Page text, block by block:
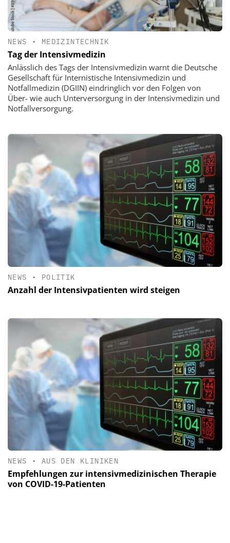
NEWS • MEDIZINTECHNIK
Tag der Intensivmedizin
Anlässlich des Tags der Intensivmedizin warnt die Deutsche
Gesellschaft für Internistische Intensivmedizin und
Notfallmedizin (DGIIN) eindringlich vor den Folgen von
Über- wie auch Unterversorgung in der Intensivmedizin und
Notfallversorgung.
NEWS • POLITIK
Anzahl der Intensivpatienten wird steigen
NEWS • AUS DEN KLINIKEN
Empfehlungen zur intensivmedizinischen Therapie
von COVID-19-Patienten